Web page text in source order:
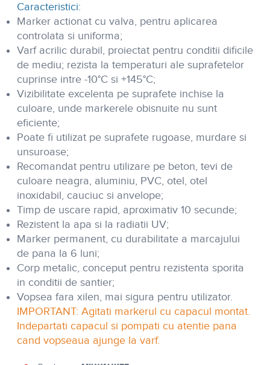
Caracteristici:
Marker actionat cu valva, pentru aplicarea
controlata si uniforma;
Varf acrilic durabil, proiectat pentru conditii dificile
de mediu; rezista la temperaturi ale suprafetelor
cuprinse intre -10°C si +145°C;
Vizibilitate excelenta pe suprafete inchise la
culoare, unde markerele obisnuite nu sunt
eficiente;
Poate fi utilizat pe suprafete rugoase, murdare si
unsuroase;
Recomandat pentru utilizare pe beton, tevi de
culoare neagra, aluminiu, PVC, otel, otel
inoxidabil, cauciuc si anvelope;
Timp de uscare rapid, aproximativ 10 secunde;
Rezistent la apa si la radiatii UV;
Marker permanent, cu durabilitate a marcajului
de pana la 6 luni;
Corp metalic, conceput pentru rezistenta sporita
in conditii de santier;
Vopsea fara xilen, mai sigura pentru utilizator.
IMPORTANT: Agitati markerul cu capacul montat.
Indepartati capacul si pompati cu atentie pana
cand vopseaua ajunge la varf.